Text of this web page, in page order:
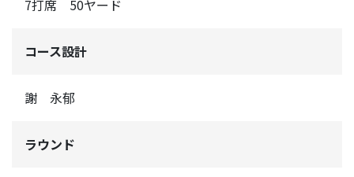
7打席 50ヤード
コース設計
謝 永郁
ラウンド